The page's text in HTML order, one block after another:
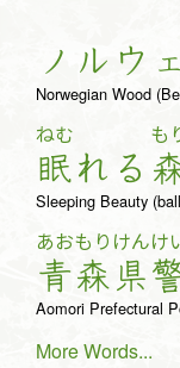
ノ ル ウェ
Norwegian Wood
ねむ
眠れ る
も
Sleeping Beauty
あお
青
もり
森
けん
県
け
Aomori Prefectural
More Words...